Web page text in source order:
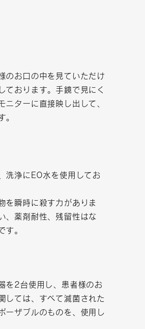
のお口の中を見ていただけ
ております。手鏡で見にく
ニターに直接映し出して、
。
洗浄にEO水を使用してお
を瞬時に殺す力がありま
、薬剤耐性、残留性はな
す。
を2台使用し、患者様のお
しては、すべて滅菌された
ーザブルのものを、使用し